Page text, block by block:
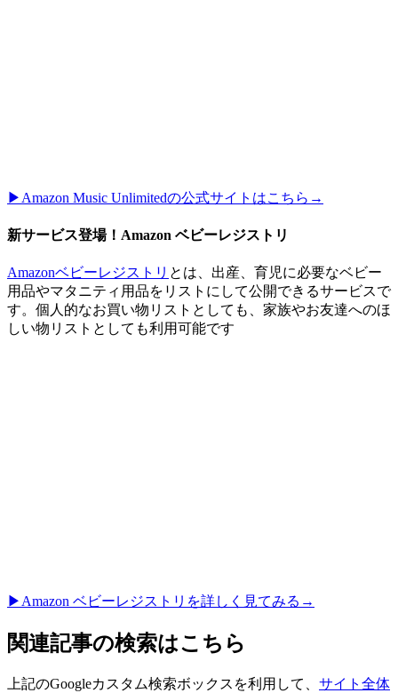
▶︎Amazon Music Unlimitedの公式サイトはこちら→
新サービス登場！Amazon ベビーレジストリ
Amazonベビーレジストリ とは、出産、育児に必要なベビー
用品やマタニティ用品をリストにして公開できるサービスで
す。個人的なお買い物リストとしても、家族やお友達へのほ
しい物リストとしても利用可能です
▶︎Amazon ベビーレジストリを詳しく見てみる→
関連記事の検索はこちら
上記のGoogleカスタム検索ボックスを利用して、 サイト全体